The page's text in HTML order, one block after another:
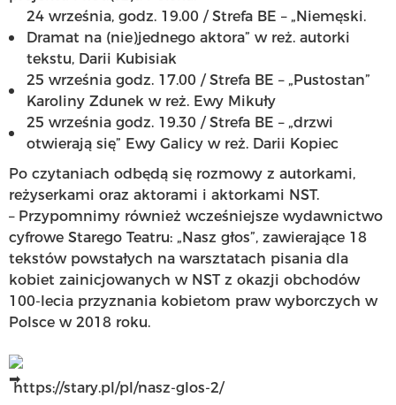
24 września, godz. 19.00 / Strefa BE – „Niemęski.
Dramat na (nie)jednego aktora” w reż. autorki
tekstu, Darii Kubisiak
25 września godz. 17.00 / Strefa BE – „Pustostan”
Karoliny Zdunek w reż. Ewy Mikuły
25 września godz. 19.30 / Strefa BE – „drzwi
otwierają się” Ewy Galicy w reż. Darii Kopiec
Po czytaniach odbędą się rozmowy z autorkami,
reżyserkami oraz aktorami i aktorkami NST.
– Przypomnimy również wcześniejsze wydawnictwo
cyfrowe Starego Teatru: „Nasz głos”, zawierające 18
tekstów powstałych na warsztatach pisania dla
kobiet zainicjowanych w NST z okazji obchodów
100-lecia przyznania kobietom praw wyborczych w
Polsce w 2018 roku.
https://stary.pl/pl/nasz-glos-2/